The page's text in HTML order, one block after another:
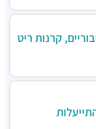
קרנות ריט